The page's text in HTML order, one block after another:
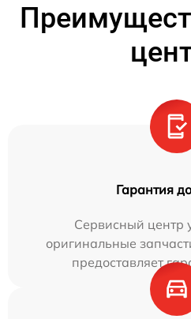
Гарантия
Сервисный центр
оригинальные
предоставляет